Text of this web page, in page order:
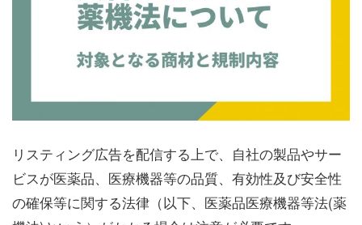
リスティング広告を配信する上で、自社の製品やサー
ビスが医薬品、医療機器等の品質、有効性及び安全性
の確保等に関する法律（以下、医薬品医療機器等法(薬